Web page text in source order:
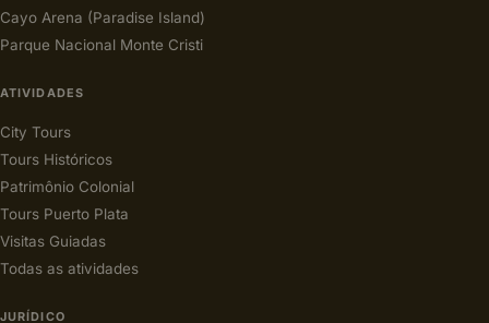
Cayo Arena (Paradise Island)
Parque Nacional Monte Cristi
ATIVIDADES
City Tours
Tours Históricos
Patrimônio Colonial
Tours Puerto Plata
Visitas Guiadas
Todas as atividades
JURÍDICO